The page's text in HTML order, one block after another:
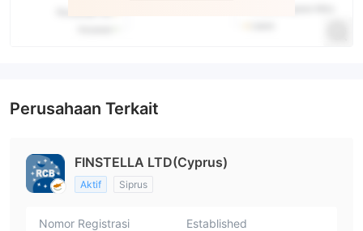
Perusahaan Terkait
FINSTELLA LTD(Cyprus)
Aktif Siprus
Nomor Registrasi
Established